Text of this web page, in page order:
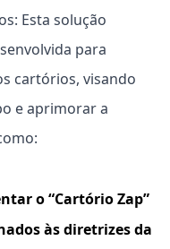
Esta solução
para
cartórios, visando
e aprimorar a
o “Cartório Zap”
às diretrizes da